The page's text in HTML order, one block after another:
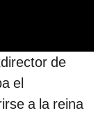
de
el
a la reina